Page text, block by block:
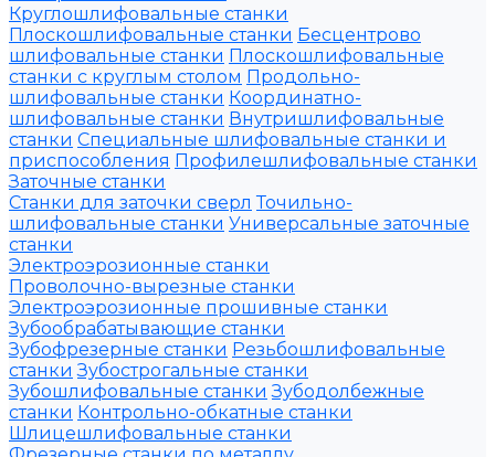
Круглошлифовальные станки
Плоскошлифовальные станки Бесцентрово
шлифовальные станки Плоскошлифовальные
станки с круглым столом Продольно-
шлифовальные станки Координатно-
шлифовальные станки Внутришлифовальные
станки Специальные шлифовальные станки и
приспособления Профилешлифовальные станки
Заточные станки
Станки для заточки сверл Точильно-
шлифовальные станки Универсальные заточные
станки
Электроэрозионные станки
Проволочно-вырезные станки
Электроэрозионные прошивные станки
Зубообрабатывающие станки
Зубофрезерные станки Резьбошлифовальные
станки Зубострогальные станки
Зубошлифовальные станки Зубодолбежные
станки Контрольно-обкатные станки
Шлицешлифовальные станки